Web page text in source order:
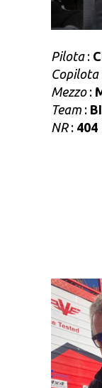
Pilota:
Copilota
Mezzo:
Team :
NR: 404